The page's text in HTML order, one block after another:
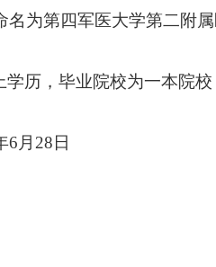
为第四军医大学第二附
学历，毕业院校为一本院
6月28日